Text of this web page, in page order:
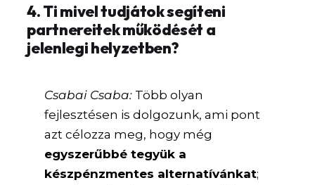
4. Ti mivel tudjátok segíteni
partnereitek működését a
jelenlegi helyzetben?
Csabai Csaba: Több olyan
fejlesztésen is dolgozunk, ami pont
azt célozza meg, hogy még
egyszerűbbé tegyük a
készpénzmentes alternatívánkat;